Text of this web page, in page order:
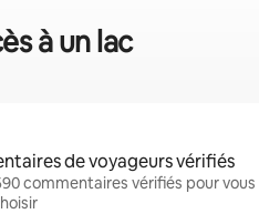
à un lac
de voyageurs vérifiés
commentaires vérifiés pour vous